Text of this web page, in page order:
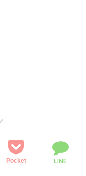
Pocket LINE